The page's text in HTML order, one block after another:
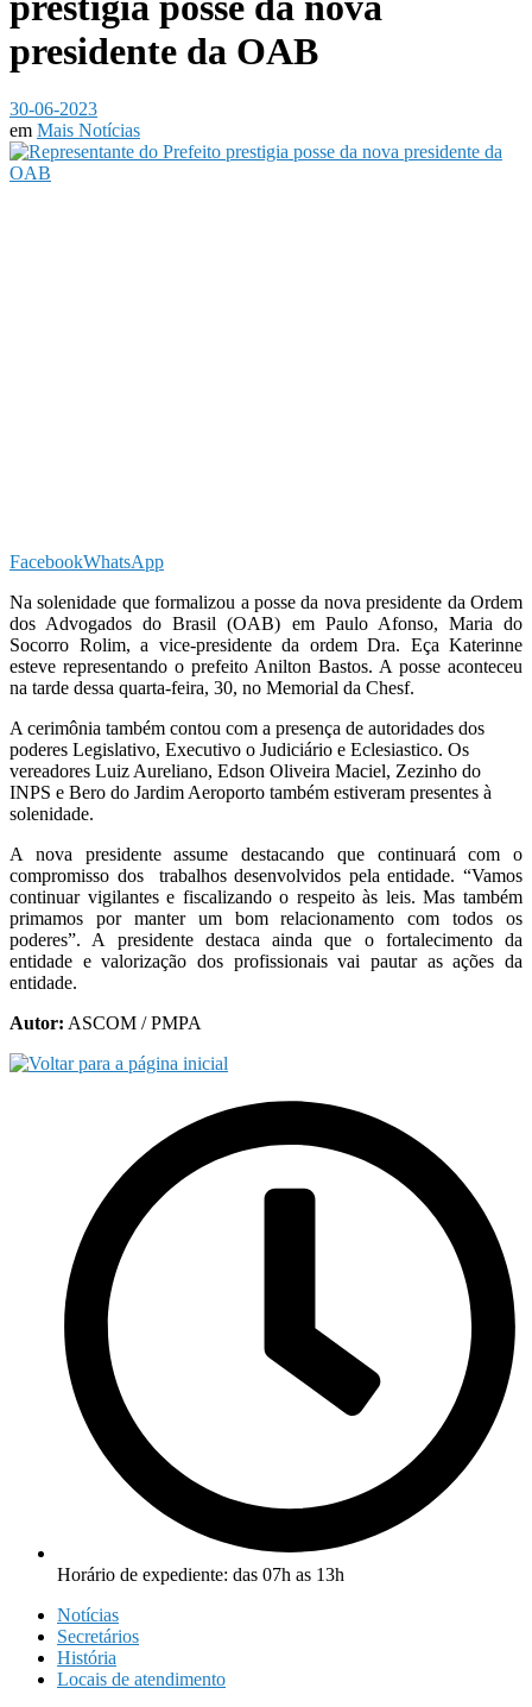
presidente da OAB
30-06-2023
em Mais Notícias
FacebookWhatsApp
Na solenidade que formalizou a posse da nova presidente da Ordem
dos Advogados do Brasil (OAB) em Paulo Afonso, Maria do
Socorro Rolim, a vice-presidente da ordem Dra. Eça Katerinne
esteve representando o prefeito Anilton Bastos. A posse aconteceu
na tarde dessa quarta-feira, 30, no Memorial da Chesf.
A cerimônia também contou com a presença de autoridades dos
poderes Legislativo, Executivo o Judiciário e Eclesiastico. Os
vereadores Luiz Aureliano, Edson Oliveira Maciel, Zezinho do
INPS e Bero do Jardim Aeroporto também estiveram presentes à
solenidade.
A nova presidente assume destacando que continuará com o
compromisso dos trabalhos desenvolvidos pela entidade. “Vamos
continuar vigilantes e fiscalizando o respeito às leis. Mas também
primamos por manter um bom relacionamento com todos os
poderes”. A presidente destaca ainda que o fortalecimento da
entidade e valorização dos profissionais vai pautar as ações da
entidade.
Autor: ASCOM / PMPA
Horário de expediente: das 07h as 13h
Notícias
Secretários
História
Locais de atendimento